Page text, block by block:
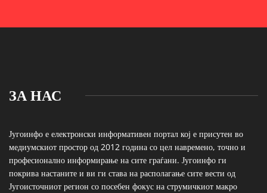
ЗА НАС
Југоинфо е електронски информативен портал кој е присутен во
медиумскиот простор од 2012 година со цел навремено, точно и
професионално информирање на сите граѓани. Југоинфо ги
покрива настаните и ви ги става на располагање сите вести од
Југоисточниот регион со посебен фокус на струмичкиот макро